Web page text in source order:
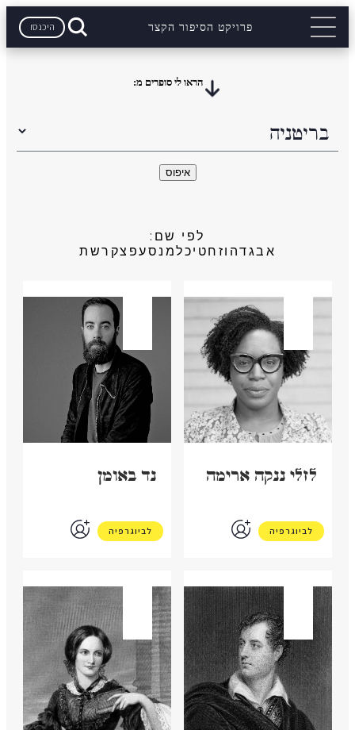
פרויקט הסיפור הקצר היכנסו
הראו לי סופרים מ:
לפי שם:
א בגדה וז חט יכלמ נסעפ צק רש ת
לזלי נְנֶקה ארימה
לביוגרפיה
נד באומן
לביוגרפיה